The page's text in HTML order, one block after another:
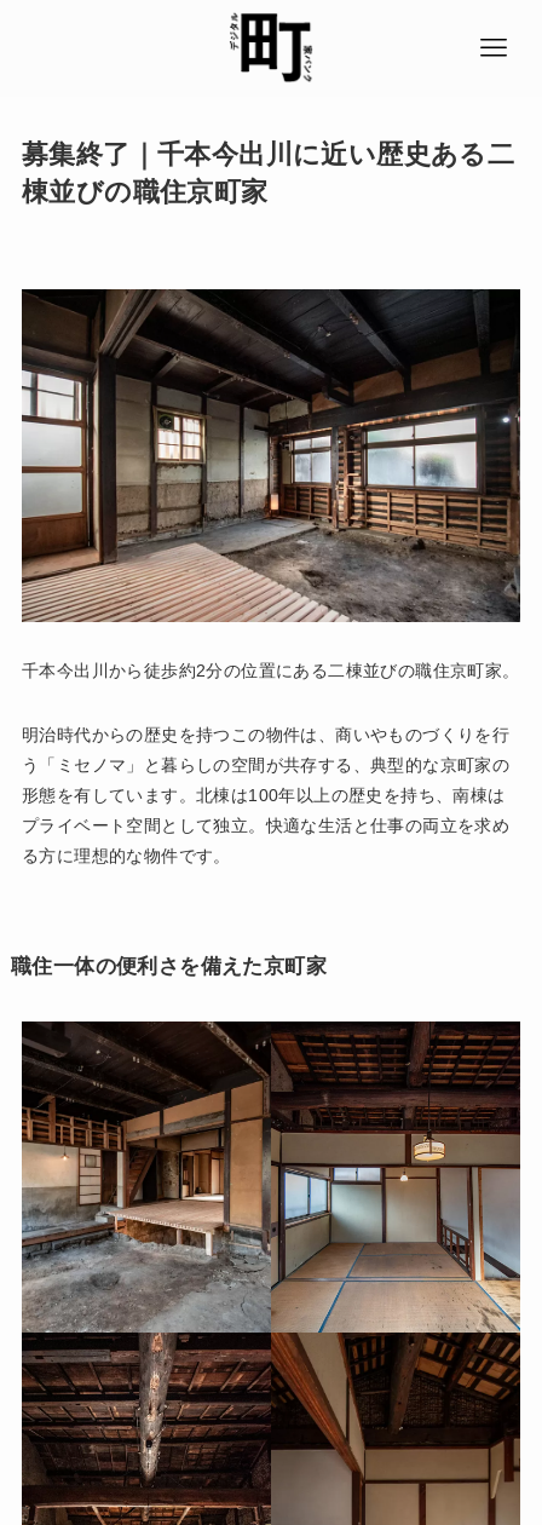
募集終了｜千本今出川に近い歴史ある二
棟並びの職住京町家
千本今出川から徒歩約2分の位置にある二棟並びの職住京町家。
明治時代からの歴史を持つこの物件は、商いやものづくりを行
う「ミセノマ」と暮らしの空間が共存する、典型的な京町家の
形態を有しています。北棟は100年以上の歴史を持ち、南棟は
プライベート空間として独立。快適な生活と仕事の両立を求め
る方に理想的な物件です。
職住一体の便利さを備えた京町家